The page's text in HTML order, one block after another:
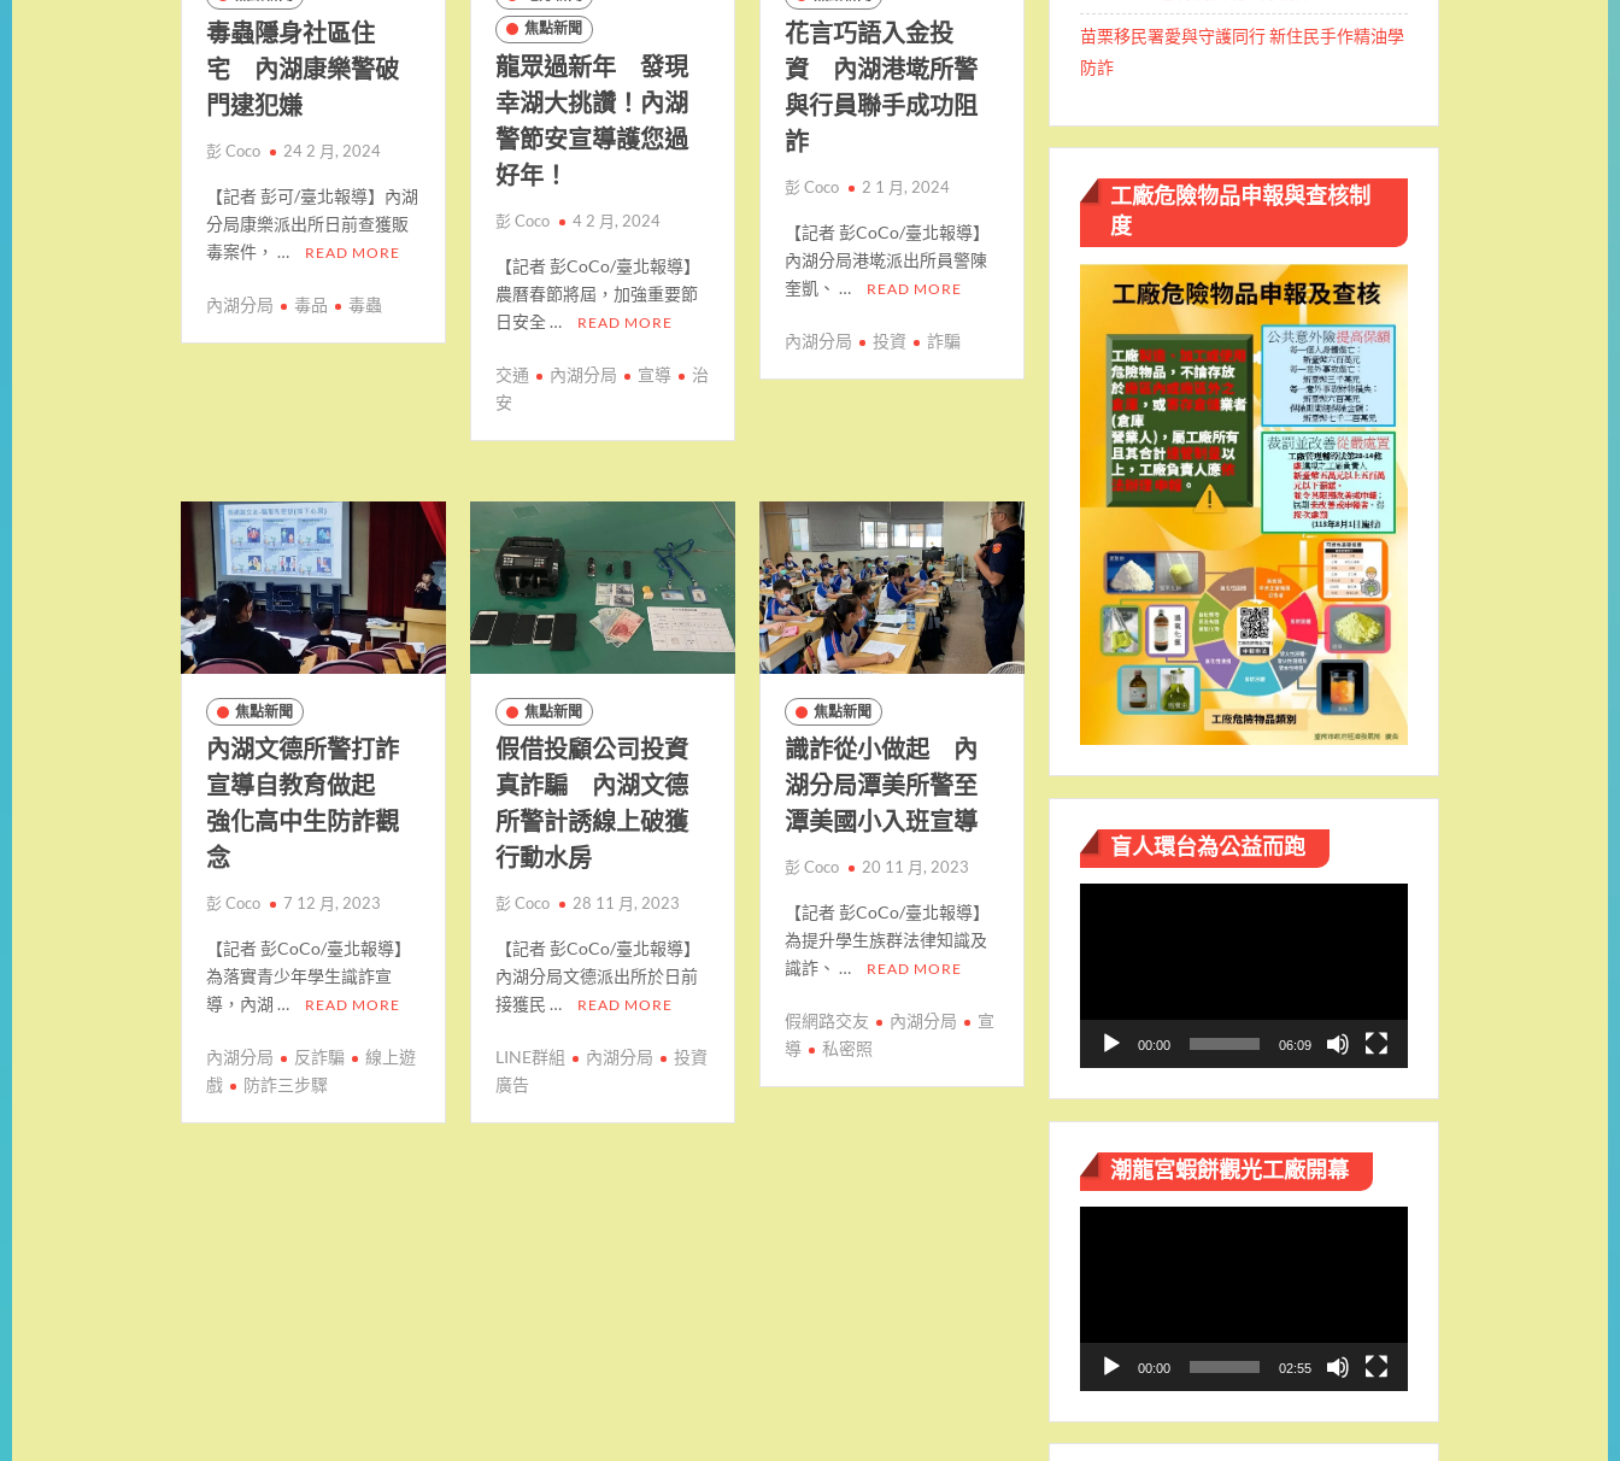
毒蟲隱身社區住
宅 內湖康樂警破
門逮犯嫌
彭 Coco 24 2 月, 2024
【記者 彭可/臺北報導】內湖
分局康樂派出所日前查獲販
毒案件， …
READ MORE
內湖分局 毒品 毒蟲
焦點新聞
龍眾過新年 發現
幸湖大挑讚！內湖
警節安宣導護您過
好年！
彭 Coco 4 2 月, 2024
【記者 彭CoCo/臺北報導】
農曆春節將屆，加強重要節
日安全 …
READ MORE
交通 內湖分局 宣導
治
安
花言巧語入金投
資 內湖港墘所警
與行員聯手成功阻
詐
彭 Coco 2 1 月, 2024
【記者 彭CoCo/臺北報導】
內湖分局港墘派出所員警陳
奎凱、 …
READ MORE
內湖分局 投資 詐騙
焦點新聞
內湖文德所警打詐
宣導自教育做起
強化高中生防詐觀
念
彭 Coco 7 12 月, 2023
【記者 彭CoCo/臺北報導】
為落實青少年學生識詐宣
導，內湖 …
READ MORE
內湖分局 反詐騙
線上遊
戲
防詐三步驟
焦點新聞
假借投顧公司投資
真詐騙 內湖文德
所警計誘線上破獲
行動水房
彭 Coco 28 11 月, 2023
【記者 彭CoCo/臺北報導】
內湖分局文德派出所於日前
接獲民 …
READ MORE
LINE群組 內湖分局
投資
廣告
焦點新聞
識詐從小做起 內
湖分局潭美所警至
潭美國小入班宣導
彭 Coco 20 11 月, 2023
【記者 彭CoCo/臺北報導】
為提升學生族群法律知識及
識詐、 …
READ MORE
假網路交友 內湖分局
宣
導
私密照
苗栗移民署愛與守護同行 新住民手作精油學
防詐
工廠危險物品申報與查核制
度
盲人環台​為公益而跑
00:00 06:09
潮龍宮蝦餅觀光工廠開幕
00:00 02:55